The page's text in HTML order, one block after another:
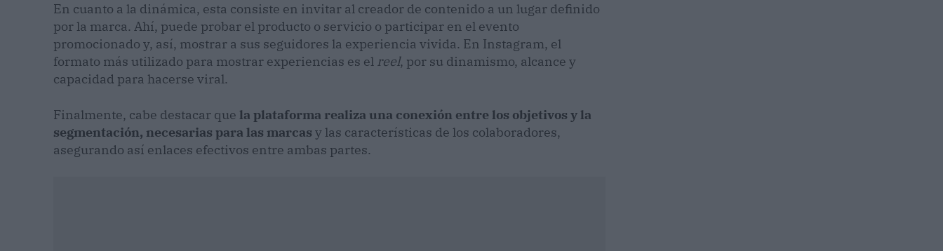
En cuanto a la dinámica, esta consiste en invitar al creador de contenido a un lugar definido
por la marca. Ahí, puede probar el producto o servicio o participar en el evento
promocionado y, así, mostrar a sus seguidores la experiencia vivida. En Instagram, el
formato más utilizado para mostrar experiencias es el reel, por su dinamismo, alcance y
capacidad para hacerse viral.
Finalmente, cabe destacar que la plataforma realiza una conexión entre los objetivos y la
segmentación, necesarias para las marcas y las características de los colaboradores,
asegurando así enlaces efectivos entre ambas partes.